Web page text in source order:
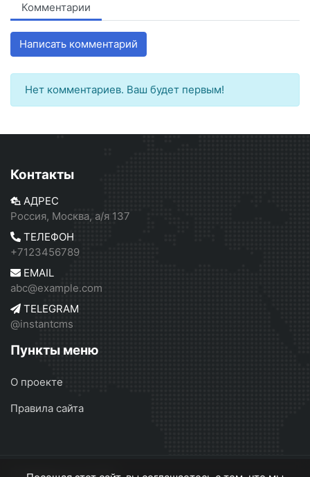
Комментарии
Написать комментарий
Нет комментариев. Ваш будет первым!
Контакты
АДРЕС
Россия, Москва, а/я 137
ТЕЛЕФОН
+7123456789
EMAIL
abc@example.com
TELEGRAM
@instantcms
Пункты меню
О проекте
Правила сайта
Серебрянск © 2026